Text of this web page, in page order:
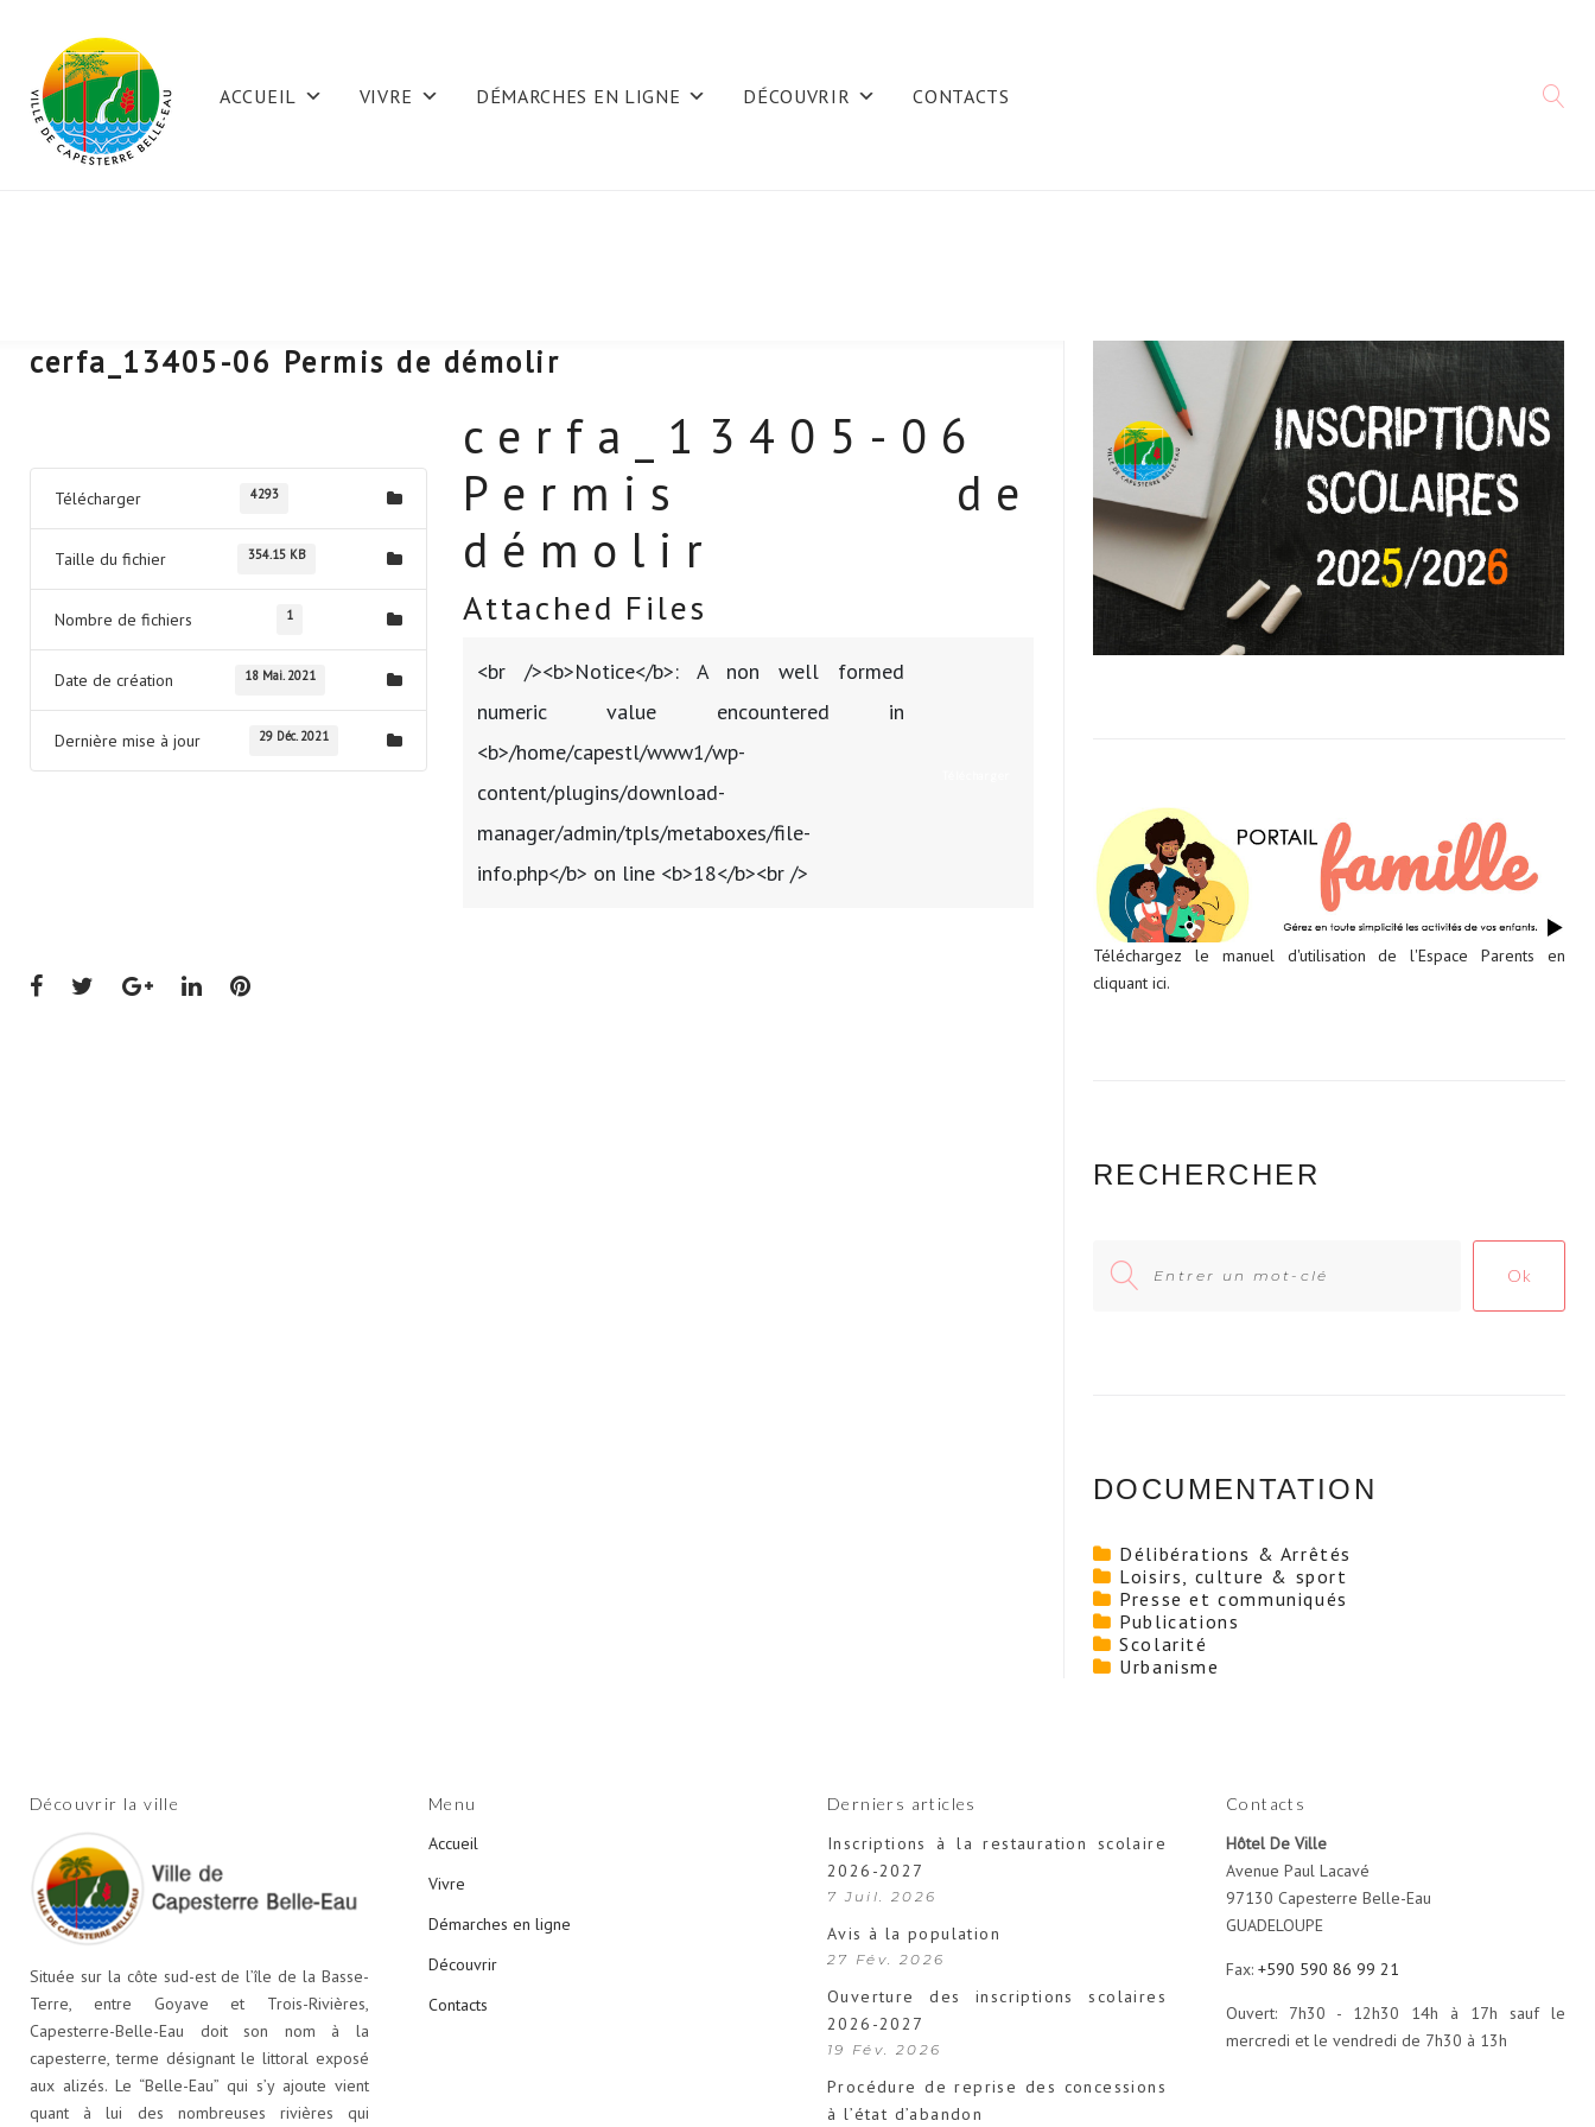
content
ACCUEIL VIVRE DÉMARCHES EN LIGNE DÉCOUVRIR CONTACTS
cerfa_13405-06 Permis de démolir
Télécharger 4293
Taille du fichier 354.15 KB
Nombre de fichiers 1
Date de création 18 Mai. 2021
Dernière mise à jour 29 Déc. 2021
cerfa_13405-06
Permis de
démolir
Attached Files
<br /><b>Notice</b>: A non well formed
numeric value encountered in
<b>/home/capestl/www1/wp-
content/plugins/download-
manager/admin/tpls/metaboxes/file-
info.php</b> on line <b>18</b><br />
Facebook
TwitterGoogle+LinkedInPinterest
Téléchargez le manuel d'utilisation de l'Espace Parents en
cliquant ici.
RECHERCHER
for:
Ok
DOCUMENTATION
Délibérations & Arrêtés
Loisirs, culture & sport
Presse et communiqués
Publications
Scolarité
Urbanisme
Découvrir la ville
Située sur la côte sud-est de l’île de la Basse-
Terre, entre Goyave et Trois-Rivières,
Capesterre-Belle-Eau doit son nom à la
capesterre, terme désignant le littoral exposé
aux alizés. Le “Belle-Eau” qui s’y ajoute vient
quant à lui des nombreuses rivières qui
Menu
Accueil
Vivre
Démarches en ligne
Découvrir
Contacts
Derniers articles
Inscriptions à la restauration scolaire
2026-2027
7 Juil. 2026
Avis à la population
27 Fév. 2026
Ouverture des inscriptions scolaires
2026-2027
19 Fév. 2026
Procédure de reprise des concessions
à l’état d’abandon
Contacts
Hôtel De Ville
Avenue Paul Lacavé
97130 Capesterre Belle-Eau
GUADELOUPE
Fax: +590 590 86 99 21
Ouvert: 7h30 - 12h30 14h à 17h sauf le
mercredi et le vendredi de 7h30 à 13h